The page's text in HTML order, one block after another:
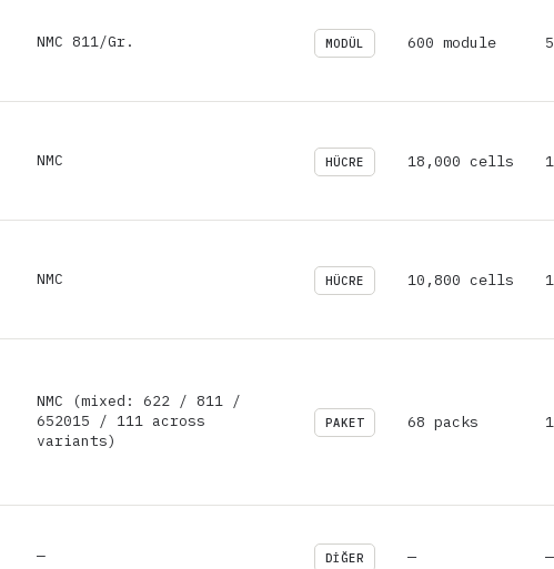
NMC 811/Gr. MODÜL 600 module
NMC HÜCRE 18,000 cells
NMC HÜCRE 10,800 cells
NMC (mixed: 622 / 811 /
652015 / 111 across
variants)
PAKET 68 packs
— DIĞER — —